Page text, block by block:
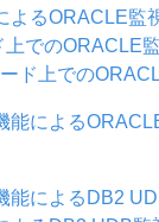
よるORACLE監
上でのORACLE
ド上での
能による
能によるDB2